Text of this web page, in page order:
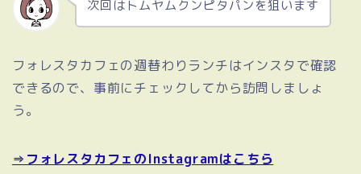
次回はトムヤムクンピタパンを狙います
フォレスタカフェの週替わりランチはインスタで確認
できるので、事前にチェックしてから訪問しましょ
う。
⇒フォレスタカフェのInstagramはこちら